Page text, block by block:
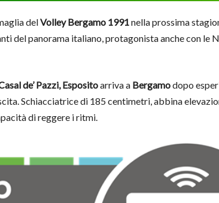
delVolley Bergamo 1991nella prossima
del panorama italiano, protagonista anche con le
de’ Pazzi, Espositoarriva a Bergamodopo
Schiacciatrice di 185 centimetri, abbina
di reggere i ritmi.